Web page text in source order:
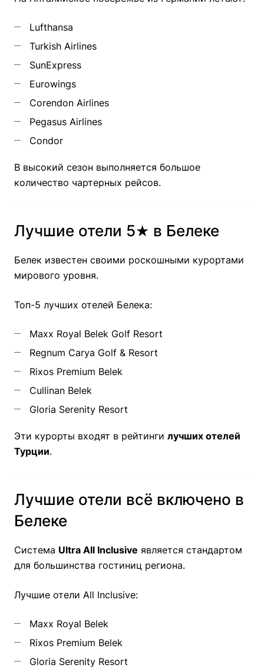
Lufthansa
Turkish Airlines
SunExpress
Eurowings
Corendon Airlines
Pegasus Airlines
Condor
В высокий сезон выполняется большое
количество чартерных рейсов.
Лучшие отели 5★ в Белеке
Белек известен своими роскошными курортами
мирового уровня.
Топ-5 лучших отелей Белека:
Maxx Royal Belek Golf Resort
Regnum Carya Golf & Resort
Rixos Premium Belek
Cullinan Belek
Gloria Serenity Resort
Эти курорты входят в рейтинги лучших отелей
Турции.
Лучшие отели всё включено в
Белеке
Система Ultra All Inclusive является стандартом
для большинства гостиниц региона.
Лучшие отели All Inclusive:
Maxx Royal Belek
Rixos Premium Belek
Gloria Serenity Resort